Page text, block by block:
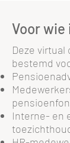
Voor wie
Deze virtual
bestemd
Interne- en